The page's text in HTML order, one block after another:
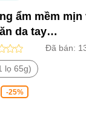
ẩm mềm mịn
da tay
(Lọ 65g)Đã bán:
lọ 65g)
-25%